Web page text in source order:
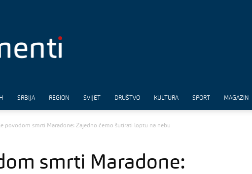
SRBIJA REGION SVIJET DRUŠTVO KULTURA SPORT MAGAZIN
povodom smrti Maradone: Zajedno ćemo šutirati loptu na nebu
smrti Maradone: